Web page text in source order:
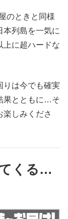
のときと同様
本列島を一気に
上に超ハードな
りは今でも確実
果とともに…そ
しみくださ
くる…